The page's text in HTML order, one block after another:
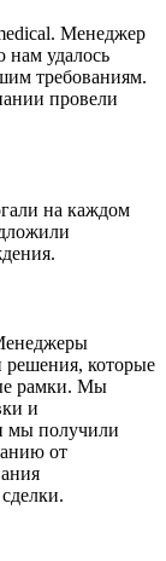
Менеджер
удалось
требованиям.
провели
на каждом
решения, которые
рамки. Мы
и
мы получили
от